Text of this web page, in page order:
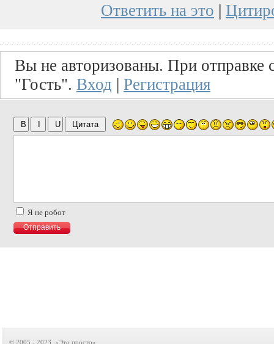
Ответить на это |
Вы не авторизованы. При отправке
"Гость". Вход | Регистрация
Я не робот
© 2005 - 2023, «Это просто»